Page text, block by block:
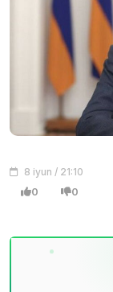
8 iyun / 21:10
0 0